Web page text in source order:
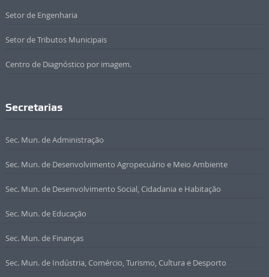
Setor de Engenharia
Setor de Tributos Municipais
Centro de Diagnóstico por imagem.
Secretarias
Sec. Mun. de Administração
Sec. Mun. de Desenvolvimento Agropecuário e Meio Ambiente
Sec. Mun. de Desenvolvimento Social, Cidadania e Habitação
Sec. Mun. de Educação
Sec. Mun. de Finanças
Sec. Mun. de Indústria, Comércio, Turismo, Cultura e Desporto